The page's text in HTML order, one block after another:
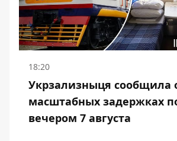
18:20
Укрзализныця сообщила
масштабных задержках
вечером 7 августа